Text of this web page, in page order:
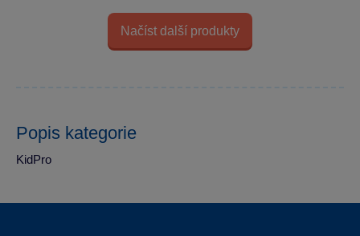
Načíst další produkty
Popis kategorie
KidPro